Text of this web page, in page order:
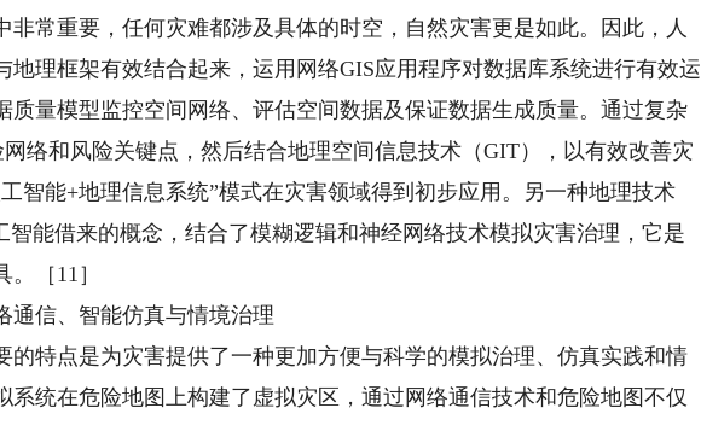
常重要，任何灾难都涉及具体的时空，自然灾害更是如此。因此，人
地理框架有效结合起来，运用网络GIS应用程序对数据库系统进行有效运
质量模型监控空间网络、评估空间数据及保证数据生成质量。通过复杂
络和风险关键点，然后结合地理空间信息技术（GIT），以有效改善灾
智能+地理信息系统”模式在灾害领域得到初步应用。另一种地理技术
智能借来的概念，结合了模糊逻辑和神经网络技术模拟灾害治理，它是
［11］
信、智能仿真与情境治理
特点是为灾害提供了一种更加方便与科学的模拟治理、仿真实践和情
系统在危险地图上构建了虚拟灾区，通过网络通信技术和危险地图不仅